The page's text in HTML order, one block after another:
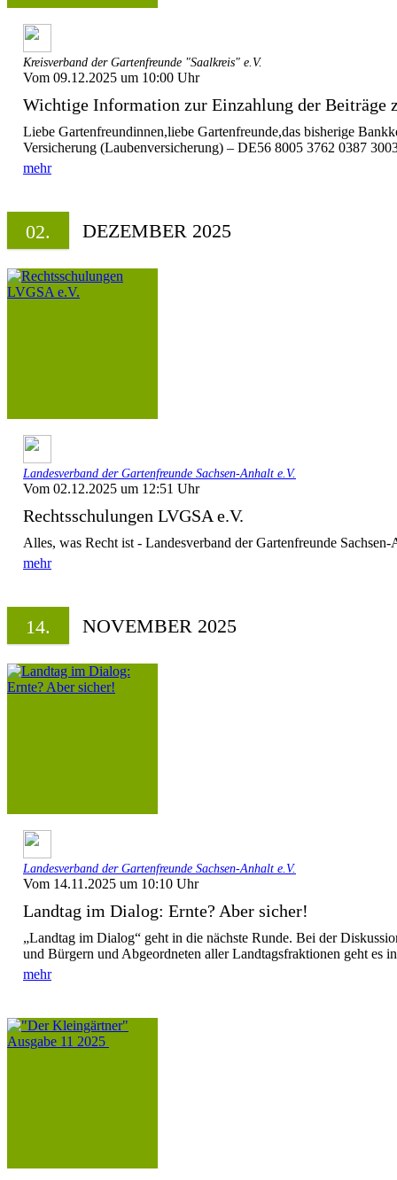
Kreisverband der Gartenfreunde "Saalkreis" e.V.
Vom 09.12.2025 um 10:00 Uhr
Wichtige Information zur Einzahlung der Beiträge
Liebe Gartenfreundinnen,liebe Gartenfreunde,das bisherige
Versicherung (Laubenversicherung) – DE56 8005 3762 0387
mehr
02. DEZEMBER 2025
Landesverband der Gartenfreunde Sachsen-Anhalt e.V.
Vom 02.12.2025 um 12:51 Uhr
Rechtsschulungen LVGSA e.V.
Alles, was Recht ist - Landesverband der Gartenfreunde Sachsen-
mehr
14. NOVEMBER 2025
Landesverband der Gartenfreunde Sachsen-Anhalt e.V.
Vom 14.11.2025 um 10:10 Uhr
Landtag im Dialog: Ernte? Aber sicher!
„Landtag im Dialog“ geht in die nächste Runde. Bei der
und Bürgern und Abgeordneten aller Landtagsfraktionen geht es
mehr